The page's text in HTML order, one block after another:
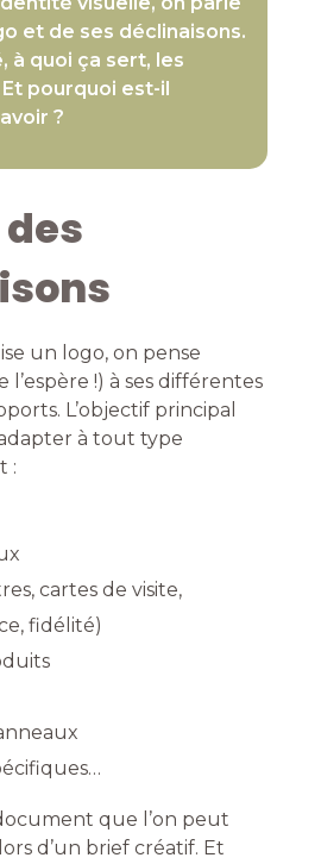
et de ses déclinaisons.
à quoi ça sert, les
pourquoi est-il
?
un logo, on pense
!) à ses différentes
L’objectif principal
à tout type
:
cartes de visite,
fidélité)
que l’on peut
d’un brief créatif. Et